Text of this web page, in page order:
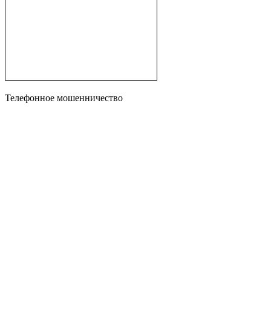
Телефонное мошенничество